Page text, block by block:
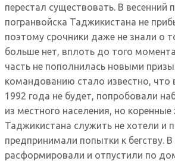
перестал существовать. В весенний
погранвойска Таджикистана не
поэтому срочники даже не знали о
больше нет, вплоть до того
часть не пополнилась новыми
командованию стало известно, что
1992 года не будет, попробовали
из местного населения, но
Таджикистана служить не хотели и
предпринимали попытки к бегству. В
расформировали и отпустили по